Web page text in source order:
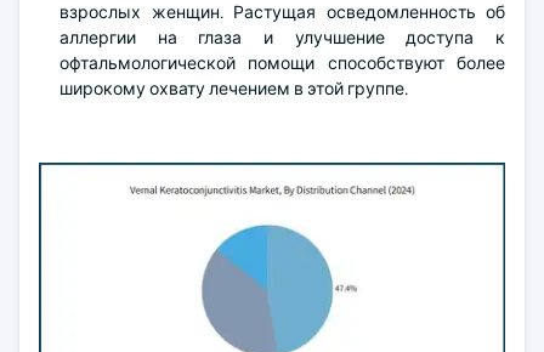
взрослых женщин. Растущая осведомленность об
аллергии на глаза и улучшение доступа к
офтальмологической помощи способствуют более
широкому охвату лечением в этой группе.